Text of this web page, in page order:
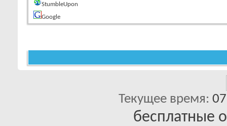
StumbleUpon
Google
Текущее время:
бесплатные